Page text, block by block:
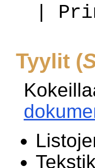
|
Tyylit (